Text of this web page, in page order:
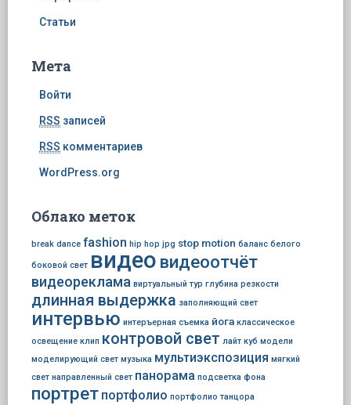
Статьи
Мета
Войти
RSS записей
RSS комментариев
WordPress.org
Облако меток
break dance fashion hip hop jpg stop motion баланс белого
боковой свет видео видеоотчёт
видеореклама виртуальный тур глубина резкости
длинная выдержка заполняющий свет
интервью интеръерная съемка йога классическое
освещение клип контровой свет лайт куб модели
моделирующий свет музыка мультиэкспозиция мягкий
свет направленный свет панорама подсветка фона
портрет портфолио портфолио танцора